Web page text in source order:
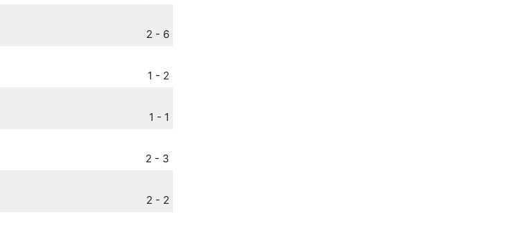
2 - 6
1 - 2
1 - 1
2 - 3
2 - 2